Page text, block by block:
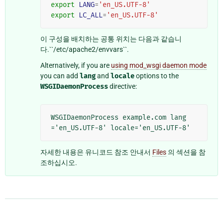
export LANG= 'en_US.UTF-8'
export
LC_ALL= 'en_US.UTF-8'
이 구성을 배치하는 공통 위치는 다음과 같습니
다.``/etc/apache2/envvars``.
Alternatively, if you are using mod_wsgi daemon mode
you can add langand localeoptions to the
WSGIDaemonProcessdirective:
WSGIDaemonProcess example.com lang
자세한 내용은 유니코드 참조 안내서 Files 의 섹션을 참
조하십시오.